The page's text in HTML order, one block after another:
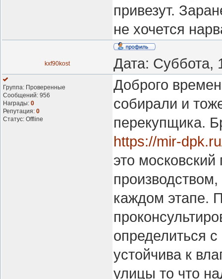
привезут.
не хочется
kxf90kost Дата:
Группа: Проверенные
Сообщений: 956
Награды: 0
Репутация: 0
Статус: Offline
Доброго
собирали и
перекупщика.
https://mir-
это
каждом этапе.
определиться
устойчива к
улицы то что